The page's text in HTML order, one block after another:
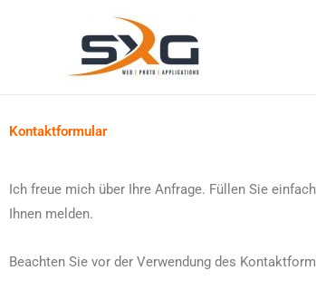
Kontaktformular
Ich freue mich über Ihre Anfrage. Füllen Sie
Ihnen melden.
Beachten Sie vor der Verwendung des